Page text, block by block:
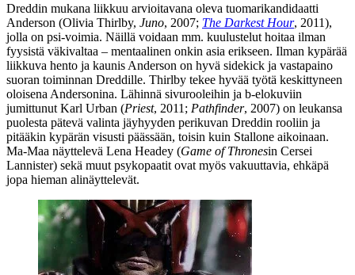
Dreddin mukana liikkuu arvioitavana oleva tuomarikandidaatti
Anderson (Olivia Thirlby, Juno, 2007; The Darkest Hour, 2011),
jolla on psi‑voimia. Näillä voidaan mm. kuulustelut hoitaa ilman
fyysistä väkivaltaa – mentaalinen onkin asia erikseen. Ilman kypärää
liikkuva hento ja kaunis Anderson on hyvä sidekick ja vastapaino
suoran toiminnan Dreddille. Thirlby tekee hyvää työtä keskittyneen
oloisena Andersonina. Lähinnä sivurooleihin ja b‑elokuviin
jumittunut Karl Urban (Priest, 2011; Pathfinder, 2007) on leukansa
puolesta pätevä valinta jäyhyyden perikuvan Dreddin rooliin ja
pitääkin kypärän visusti päässään, toisin kuin Stallone aikoinaan.
Ma‑Maa näyttelevä Lena Headey (Game of Thronesin Cersei
Lannister) sekä muut psykopaatit ovat myös vakuuttavia, ehkäpä
jopa hieman alinäyttelevät.